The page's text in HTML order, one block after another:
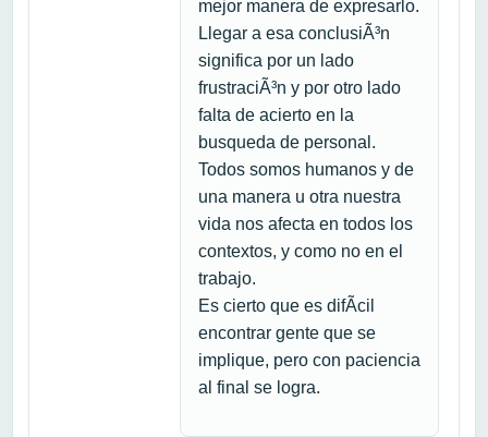
mejor manera de expresarlo.
Llegar a esa conclusiÃ³n
significa por un lado
frustraciÃ³n y por otro lado
falta de acierto en la
busqueda de personal.
Todos somos humanos y de
una manera u otra nuestra
vida nos afecta en todos los
contextos, y como no en el
trabajo.
Es cierto que es difÃ­cil
encontrar gente que se
implique, pero con paciencia
al final se logra.